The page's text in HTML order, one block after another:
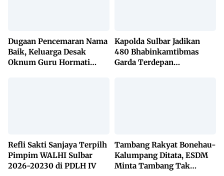
Dugaan Pencemaran Nama
Baik, Keluarga Desak
Oknum Guru Hormati
Kapolda Sulbar Jadikan
480 Bhabinkamtibmas
Garda Terdepan
Refli Sakti Sanjaya Terpilh
Pimpim WALHI Sulbar
2026-20230 di PDLH IV
Tambang Rakyat Bonehau-
Kalumpang Ditata, ESDM
Minta Tambang Tak